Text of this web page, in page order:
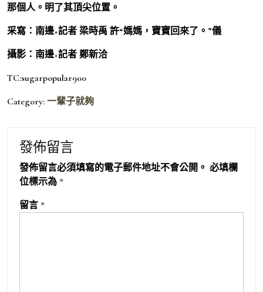
那個人。明了其頂尖位置。
采寫：南邊+記者 梁時禹 許“媽媽，寶寶回來了。”儀
攝影：南邊+記者 鄭新洽
TC:sugarpopular900
Category: 一輩子就夠
發佈留言
發佈留言必須填寫的電子郵件地址不會公開。 必填欄
位標示為 *
留言 *